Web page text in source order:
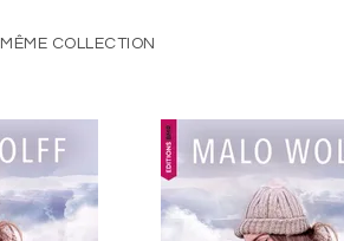
MÊME COLLECTION